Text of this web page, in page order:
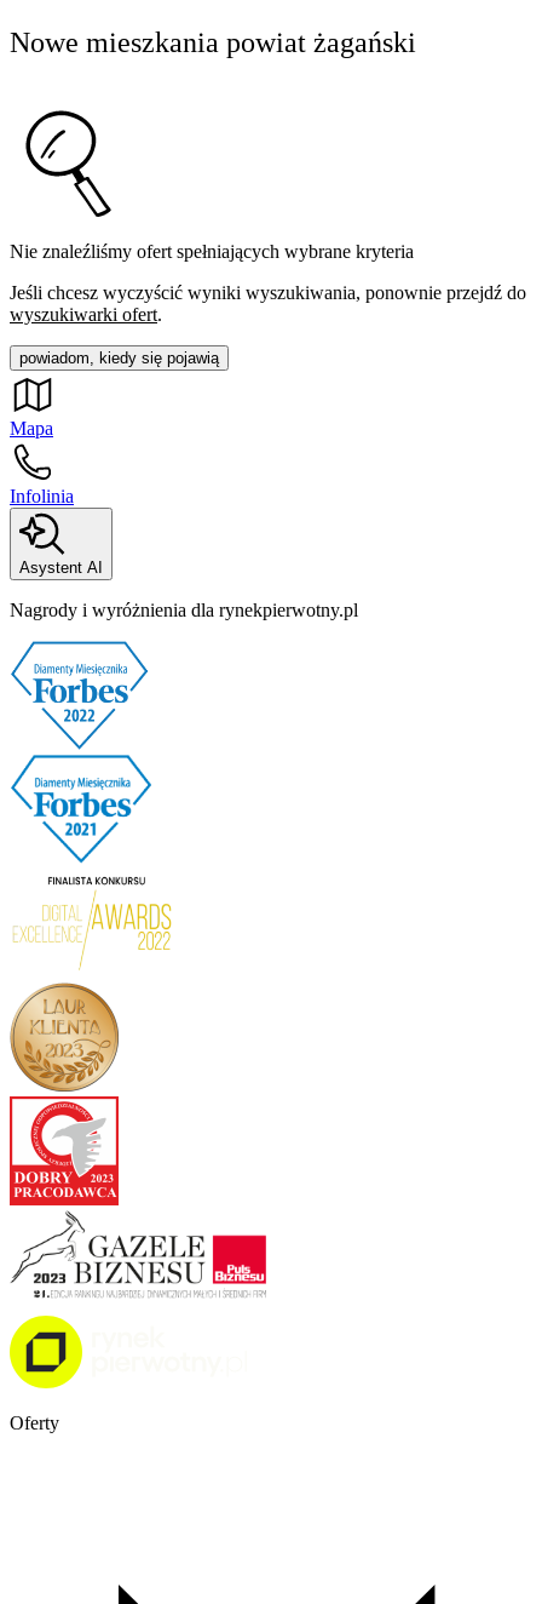
Nowe mieszkania powiat żagański
Nie znaleźliśmy ofert spełniających wybrane kryteria
Jeśli chcesz wyczyścić wyniki wyszukiwania, ponownie przejdź do
wyszukiwarki ofert.
powiadom, kiedy się pojawią
Mapa
Infolinia
Asystent AI
Nagrody i wyróżnienia dla rynekpierwotny.pl
Oferty